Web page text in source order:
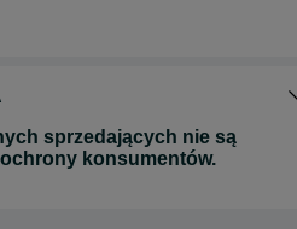
sprzedających nie są
konsumentów.